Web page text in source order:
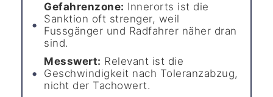
Gefahrenzone: Innerorts ist die
Sanktion oft strenger, weil
Fussgänger und Radfahrer näher dran
sind.
Messwert: Relevant ist die
Geschwindigkeit nach Toleranzabzug,
nicht der Tachowert.